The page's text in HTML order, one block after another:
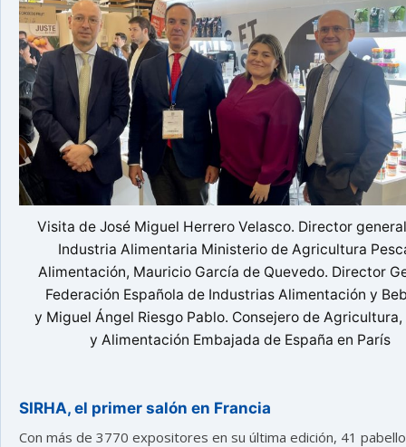
Visita de José Miguel Herrero Velasco. Director
Industria Alimentaria Ministerio de Agricultura
Alimentación, Mauricio García de Quevedo. Director
Federación Española de Industrias Alimentación y
y Miguel Ángel Riesgo Pablo. Consejero de Agricultura,
y Alimentación Embajada de España en París
SIRHA, el primer salón en Francia
Con más de 3770 expositores en su última edición, 41